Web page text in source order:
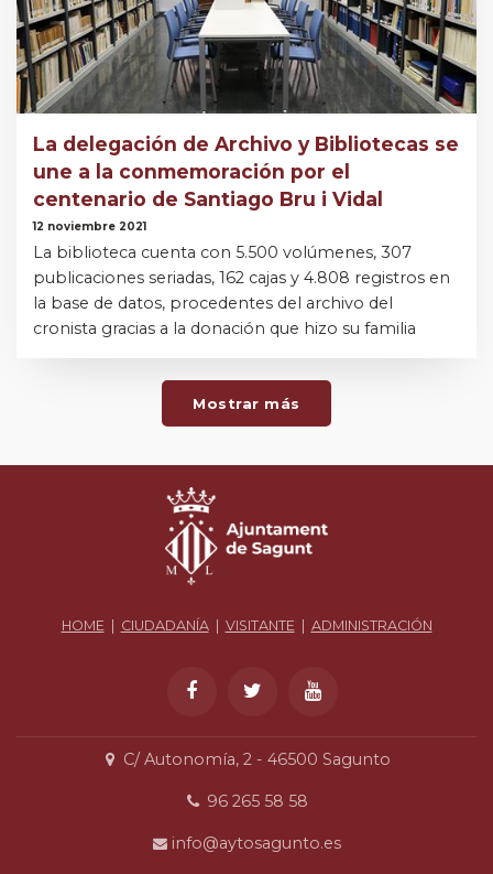
La delegación de Archivo y Bibliotecas se
une a la conmemoración por el
centenario de Santiago Bru i Vidal
12 noviembre 2021
La biblioteca cuenta con 5.500 volúmenes, 307
publicaciones seriadas, 162 cajas y 4.808 registros en
la base de datos, procedentes del archivo del
cronista gracias a la donación que hizo su familia
Mostrar más
HOME CIUDADANÍA| VISITANTE ADMINISTRACIÓN
C/ Autonomía, 2 - 46500 Sagunto
96 265 58 58
info@aytosagunto.es